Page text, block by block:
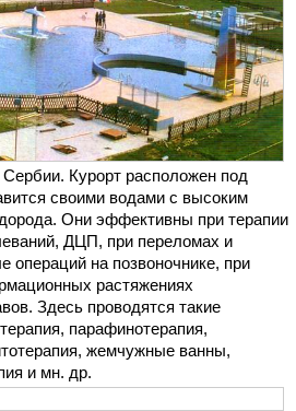
Сербии. Курорт расположен под
своими водами с высоким
Они эффективны при терапии
ДЦП, при переломах и
операций на позвоночнике, при
растяжениях
Здесь проводятся такие
парафинотерапия,
жемчужные ванны,
и мн. др.